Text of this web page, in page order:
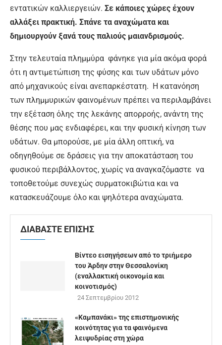
εντατικών καλλιεργειών. Σε κάποιες χώρες έχουν
αλλάξει πρακτική. Σπάνε τα αναχώματα και
δημιουργούν ξανά τους παλιούς μαιανδρισμούς.
Στην τελευταία πλημμύρα φάνηκε για μία ακόμα φορά
ότι η αντιμετώπιση της φύσης και των υδάτων μόνο
από μηχανικούς είναι ανεπαρκέστατη. Η κατανόηση
των πλημμυρικών φαινομένων πρέπει να περιλαμβάνει
την εξέταση όλης της λεκάνης απορροής, ανάντη της
θέσης που μας ενδιαφέρει, και την φυσική κίνηση των
υδάτων. Θα μπορούσε, με μία άλλη οπτική, να
οδηγηθούμε σε δράσεις για την αποκατάσταση του
φυσικού περιβάλλοντος, χωρίς να αναγκαζόμαστε να
τοποθετούμε συνεχώς συρματοκιβώτια και να
κατασκευάζουμε όλο και ψηλότερα αναχώματα.
ΔΙΑΒΑΣΤΕ ΕΠΙΣΗΣ
Βίντεο εισηγήσεων από το τριήμερο
του Άρδην στην Θεσσαλονίκη
(εναλλακτική οικονομία και
κοινοτισμός)
24 Σεπτεμβρίου 2012
«Καμπανάκι» της επιστημονικής
κοινότητας για τα φαινόμενα
λειψυδρίας στη χώρα